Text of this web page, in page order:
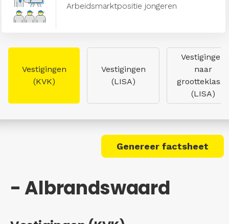
Arbeidsmarktpositie jongeren
Vestigingen
(KVK)
Vestigingen
(LISA)
Vestigingen
naar
grootteklasse
(LISA)
Genereer factsheet
- Albrandswaard